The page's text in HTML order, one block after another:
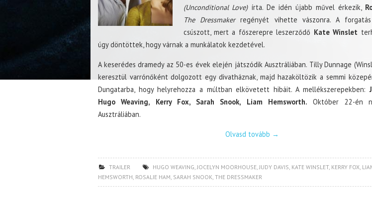
(Unconditional Love)írta. De idén újabb művel érkezik,
The Dressmakerregényét vihette vászonra. A
csúszott, mert a főszerepre leszerződő Kate Winslet
úgy döntöttek, hogy várnak a munkálatok kezdetével.
A keserédes dramedy az 50-es évek elején játszódik Ausztráliában. Tilly Dunnage
keresztül varrónőként dolgozott egy divatháznak, majd hazaköltözik a semmi
Dungatarba, hogy helyrehozza a múltban elkövetett hibáit. A mellékszerepekben:
Hugo Weaving, Kerry Fox, Sarah Snook, Liam Hemsworth. Október 22-én
Ausztráliában.
Olvasd tovább →
TRAILER HUGO WEAVING,JOCELYN MOORHOUSE,JUDY DAVIS, KATE WINSLET, KERRY FOX,
HEMSWORTH, ROSALIE HAM, SARAH SNOOK, THE DRESSMAKER